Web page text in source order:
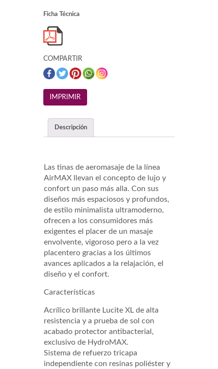
Ficha Técnica
COMPARTIR
Descripción
Las tinas de aeromasaje de la línea
AirMAX llevan el concepto de lujo y
confort un paso más alla. Con sus
diseños más espaciosos y profundos,
de estilo minimalista ultramoderno,
ofrecen a los consumidores más
exigentes el placer de un masaje
envolvente, vigoroso pero a la vez
placentero gracias a los últimos
avances aplicados a la relajación, el
diseño y el confort.
Características
Acrílico brillante Lucite XL de alta
resistencia y a prueba de sol con
acabado protector antibacterial,
exclusivo de HydroMAX.
Sistema de refuerzo tricapa
independiente con resinas poliéster y